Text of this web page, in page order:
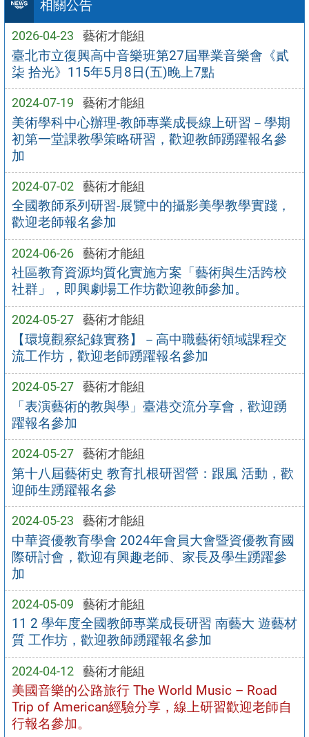
相關公告
2026-04-23 藝術才能組
臺北市立復興高中音樂班第27屆畢業音樂會《貳
柒 拾光》115年5月8日(五)晚上7點
2024-07-19 藝術才能組
美術學科中心辦理-教師專業成長線上研習－學期
初第一堂課教學策略研習，歡迎教師踴躍報名參
加
2024-07-02 藝術才能組
全國教師系列研習-展覽中的攝影美學教學實踐，
歡迎老師報名參加
2024-06-26 藝術才能組
社區教育資源均質化實施方案「藝術與生活跨校
社群」，即興劇場工作坊歡迎教師參加。
2024-05-27 藝術才能組
【環境觀察紀錄實務】－高中職藝術領域課程交
流工作坊，歡迎老師踴躍報名參加
2024-05-27 藝術才能組
「表演藝術的教與學」臺港交流分享會，歡迎踴
躍報名參加
2024-05-27 藝術才能組
第十八屆藝術史 教育扎根研習營：跟風 活動，歡
迎師生踴躍報名參
2024-05-23 藝術才能組
中華資優教育學會 2024年會員大會暨資優教育國
際研討會，歡迎有興趣老師、家長及學生踴躍參
加
2024-05-09 藝術才能組
11 2 學年度全國教師專業成長研習 南藝大 遊藝材
質 工作坊，歡迎教師踴躍報名參加
2024-04-12 藝術才能組
美國音樂的公路旅行 The World Music – Road
Trip of American經驗分享，線上研習歡迎老師自
行報名參加。